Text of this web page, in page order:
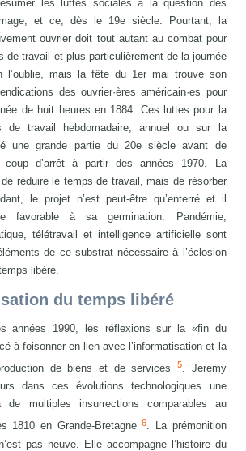
les luttes sociales à la question des
et ce, dès le 19e siècle. Pourtant, la
ouvrier doit tout autant au combat pour
de travail et plus particulièrement de la journée
l’oublie, mais la fête du 1er mai trouve son
des ouvrier·ères américain·es pour
de huit heures en 1884. Ces luttes pour la
de travail hebdomadaire, annuel ou sur la
une grande partie du 20e siècle avant de
coup d’arrêt à partir des années 1970. La
réduire le temps de travail, mais de résorber
le projet n’est peut-être qu’enterré et il
favorable à sa germination. Pandémie,
télétravail et intelligence artificielle sont
de ce substrat nécessaire à l’éclosion
libéré.
du temps libéré
années 1990, les réflexions sur la «fin du
à foisonner en lien avec l’informatisation et la
de biens et de services
5. Jeremy
dans ces évolutions technologiques une
de multiples insurrections comparables au
1810 en Grande-Bretagne6. La prémonition
pas neuve. Elle accompagne l’histoire du